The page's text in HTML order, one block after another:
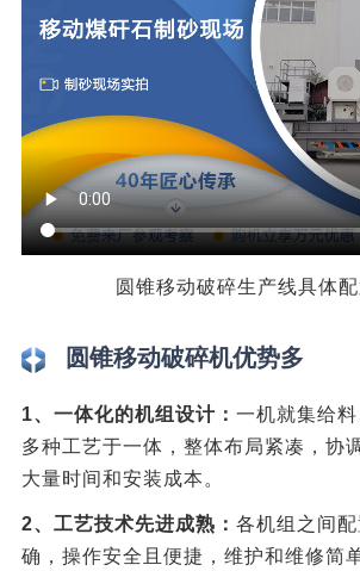
圆锥移动破碎生产线具体
圆锥移动破碎机优势多
1、一体化的机组设计： 一机就集给
多种工艺于一体，整体布局紧凑，协
大量时间和安装成本。
2、工艺技术先进成熟： 各机组之间
确，操作安全且便捷，维护和维修简单